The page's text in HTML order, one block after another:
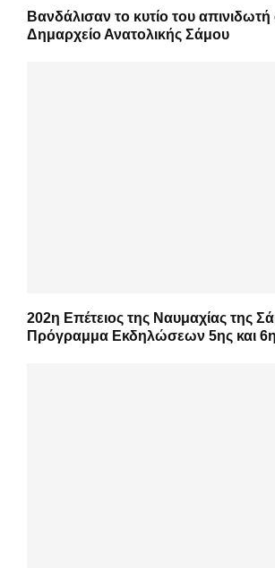
Βανδάλισαν το κυτίο του απινιδωτή
Δημαρχείο Ανατολικής Σάμου
202η Επέτειος της Ναυμαχίας της
Πρόγραμμα Εκδηλώσεων 5ης και